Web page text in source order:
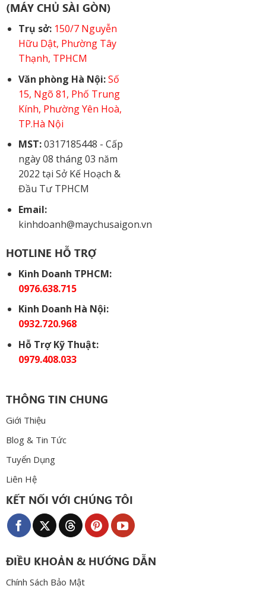
(MÁY CHỦ SÀI GÒN)
Trụ sở: 150/7 Nguyễn
Hữu Dật, Phường Tây
Thạnh, TPHCM
Văn phòng Hà Nội: Số
15, Ngõ 81, Phố Trung
Kính, Phường Yên Hoà,
TP.Hà Nội
MST:0317185448 - Cấp
ngày 08 tháng 03 năm
2022 tại Sở Kế Hoạch &
Đầu Tư TPHCM
Email:
kinhdoanh@maychusaigon.vn
HOTLINE HỖ TRỢ
Kinh Doanh TPHCM:
0976.638.715
Kinh Doanh Hà Nội:
0932.720.968
Hỗ Trợ Kỹ Thuật:
0979.408.033
THÔNG TIN CHUNG
Giới Thiệu
Blog & Tin Tức
Tuyển Dụng
Liên Hệ
KẾT NỐI VỚI CHÚNG TÔI
ĐIỀU KHOẢN & HƯỚNG DẪN
Chính Sách Bảo Mật